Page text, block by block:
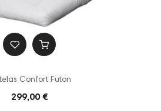
Confort Futon
299,00 €